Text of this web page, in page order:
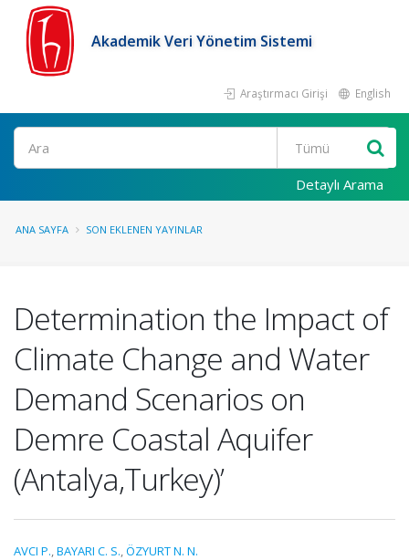
Akademik Veri Yönetim Sistemi
Araştırmacı Girişi English
Ara
Detaylı Arama
ANA SAYFA SON EKLENEN YAYINLAR
Determination the Impact of
Climate Change and Water
Demand Scenarios on
Demre Coastal Aquifer
(Antalya,Turkey)’
AVCI P.,BAYARI C. S.,ÖZYURT N. N.